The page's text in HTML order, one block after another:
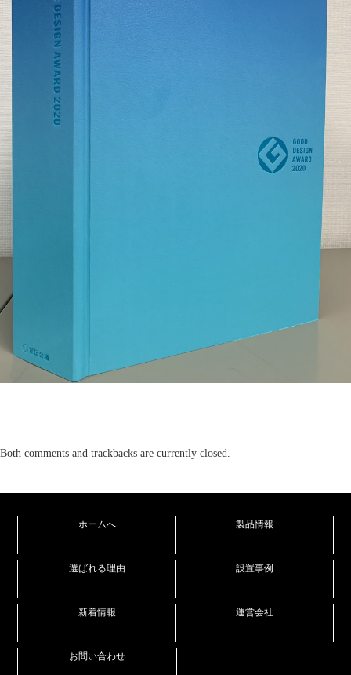
Both comments and trackbacks are currently closed.
ホームへ 製品情報
選ばれる理由 設置事例
新着情報 運営会社
お問い合わせ